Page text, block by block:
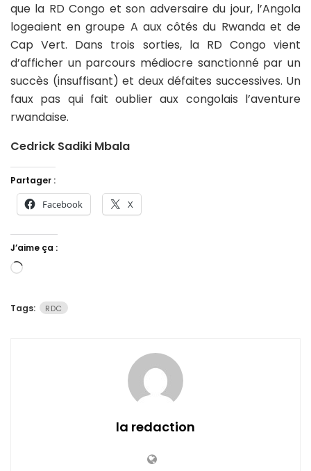
que la RD Congo et son adversaire du jour, l’Angola
logeaient en groupe A aux côtés du Rwanda et de
Cap Vert. Dans trois sorties, la RD Congo vient
d’afficher un parcours médiocre sanctionné par un
succès (insuffisant) et deux défaites successives. Un
faux pas qui fait oublier aux congolais l’aventure
rwandaise.
Cedrick Sadiki Mbala
Partager :
Facebook X
J’aime ça :
Chargement…
Tags: RDC
la redaction